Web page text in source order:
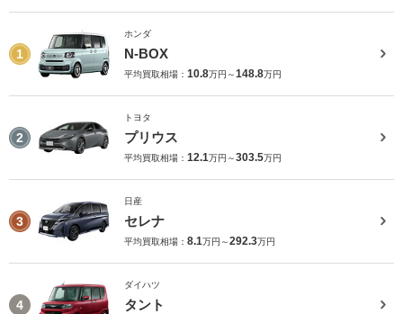
1
ホンダ
N-BOX
平均買取相場： 10.8万円～148.8万円
2
トヨタ
プリウス
平均買取相場： 12.1万円～303.5万円
3
日産
セレナ
平均買取相場： 8.1万円～292.3万円
4
ダイハツ
タント